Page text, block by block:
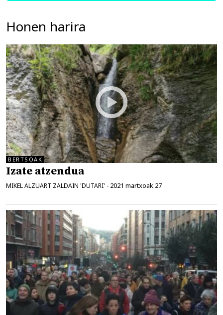
Honen harira
BERTSOAK
Izate atzendua
MIKEL ALZUART ZALDAIN 'DUTARI' - 2021 martxoak 27